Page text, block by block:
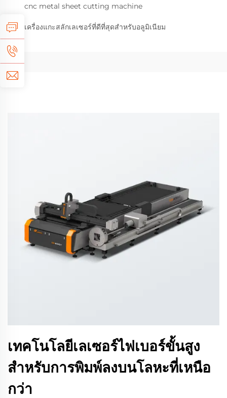
cnc metal sheet cutting machine
เครื่องแกะสลักเลเซอร์ที่ดีที่สุดสำหรับอลูมิเนียม
เทคโนโลยีเลเซอร์ไฟเบอร์ขั้นสูง
สำหรับการพิมพ์ลงบนโลหะที่เหนือ
กว่า